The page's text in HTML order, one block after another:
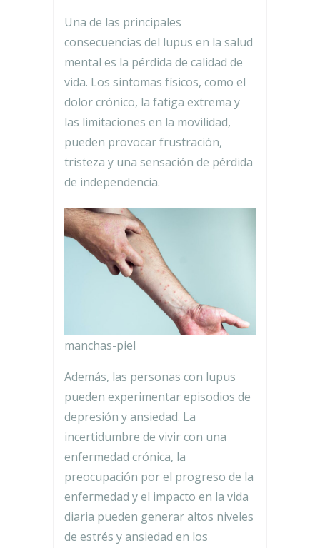
Una de las principales
consecuencias del lupus en la salud
mental es la pérdida de calidad de
vida. Los síntomas físicos, como el
dolor crónico, la fatiga extrema y
las limitaciones en la movilidad,
pueden provocar frustración,
tristeza y una sensación de pérdida
de independencia.
manchas-piel
Además, las personas con lupus
pueden experimentar episodios de
depresión y ansiedad. La
incertidumbre de vivir con una
enfermedad crónica, la
preocupación por el progreso de la
enfermedad y el impacto en la vida
diaria pueden generar altos niveles
de estrés y ansiedad en los